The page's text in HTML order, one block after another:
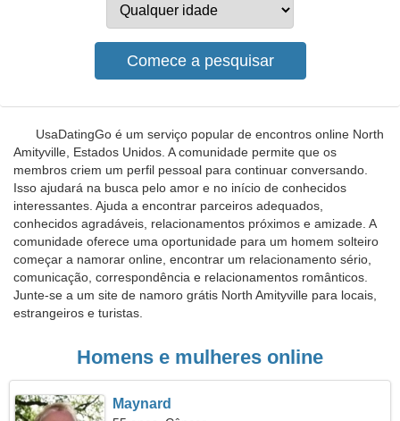
UsaDatingGo é um serviço popular de encontros online North
Amityville, Estados Unidos. A comunidade permite que os
membros criem um perfil pessoal para continuar conversando.
Isso ajudará na busca pelo amor e no início de conhecidos
interessantes. Ajuda a encontrar parceiros adequados,
conhecidos agradáveis, relacionamentos próximos e amizade. A
comunidade oferece uma oportunidade para um homem solteiro
começar a namorar online, encontrar um relacionamento sério,
comunicação, correspondência e relacionamentos românticos.
Junte-se a um site de namoro grátis North Amityville para locais,
estrangeiros e turistas.
Homens e mulheres online
Maynard